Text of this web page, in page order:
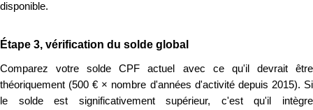
disponible.
Étape 3, vérification du solde global
Comparez votre solde CPF actuel avec ce qu'il devrait être
théoriquement (500 € × nombre d'années d'activité depuis 2015). Si
le solde est significativement supérieur, c'est qu'il intègre